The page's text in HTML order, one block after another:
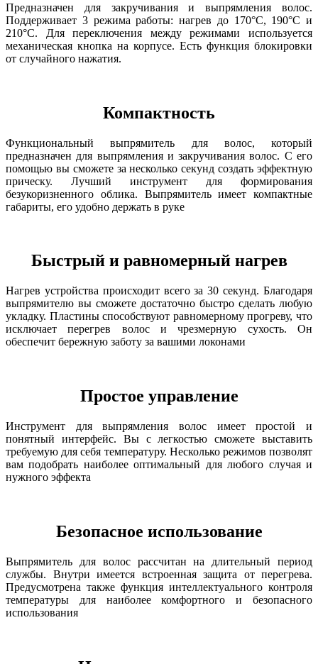
Предназначен для закручивания и выпрямления волос.
Поддерживает 3 режима работы: нагрев до 170°С, 190°С и
210°С. Для переключения между режимами используется
механическая кнопка на корпусе. Есть функция блокировки
от случайного нажатия.
Компактность
Функциональный выпрямитель для волос, который
предназначен для выпрямления и закручивания волос. С его
помощью вы сможете за несколько секунд создать эффектную
прическу. Лучший инструмент для формирования
безукоризненного облика. Выпрямитель имеет компактные
габариты, его удобно держать в руке
Быстрый и равномерный нагрев
Нагрев устройства происходит всего за 30 секунд. Благодаря
выпрямителю вы сможете достаточно быстро сделать любую
укладку. Пластины способствуют равномерному прогреву, что
исключает перегрев волос и чрезмерную сухость. Он
обеспечит бережную заботу за вашими локонами
Простое управление
Инструмент для выпрямления волос имеет простой и
понятный интерфейс. Вы с легкостью сможете выставить
требуемую для себя температуру. Несколько режимов позволят
вам подобрать наиболее оптимальный для любого случая и
нужного эффекта
Безопасное использование
Выпрямитель для волос рассчитан на длительный период
службы. Внутри имеется встроенная защита от перегрева.
Предусмотрена также функция интеллектуального контроля
температуры для наиболее комфортного и безопасного
использования